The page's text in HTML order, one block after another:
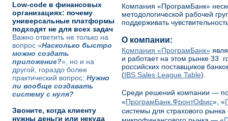
Low-code в финансовых
организациях: почему
универсальные платформы
подходят не для всех задач
Важно ответить не только на
вопрос «Насколько быстро
можно создать
приложение?», но и на
другой, гораздо более
практический вопрос: Нужно
ли вообще создавать
систему с нуля?
Звоните, когда клиенту
нужны деньги или некуда
Компания «ПрограмБанк»
методологической рабочей
поддерживать
О компании:
Компания «ПрограмБанк»
и работает на этом рынке 33
российских поставщиков
(IBS Sales League Table).
Среди решений компании —
«ПрограмБанк.ФронтОфис», «
системы для страхового